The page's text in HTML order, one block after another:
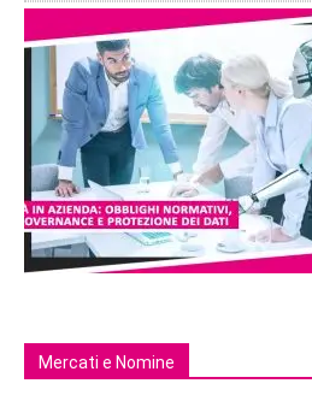
Mercati e Nomine